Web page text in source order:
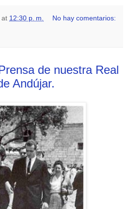
at 12:30 p. m. No hay comentarios:
de nuestra Real
Andújar.